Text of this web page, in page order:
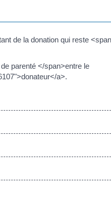
de la donation qui reste <span
parenté </span>entre le
a>.